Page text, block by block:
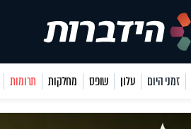
זמני היום עלון שופס מחלקות תרומות